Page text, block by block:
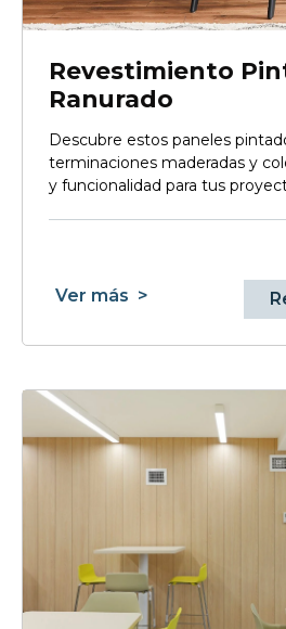
Revestimiento
Ranurado
Descubre estos paneles
terminaciones maderadas y
y funcionalidad para tus
Ver más >